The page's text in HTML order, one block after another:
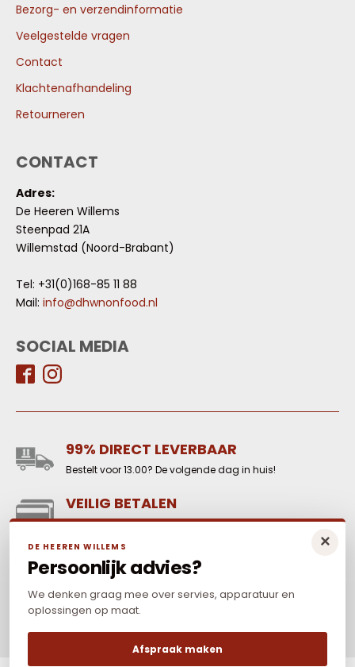
Bezorg- en verzendinformatie
Veelgestelde vragen
Contact
Klachtenafhandeling
Retourneren
CONTACT
Adres:
De Heeren Willems
Steenpad 21A
Willemstad (Noord-Brabant)
Tel: +31(0)168-85 11 88
Mail: info@dhwnonfood.nl
SOCIAL MEDIA
99% DIRECT LEVERBAAR
Bestelt voor 13.00? De volgende dag in huis!
VEILIG BETALEN
Reken online veilig af met o.a. iDeal-WERO, Paypal,
LAAGSTE PRIJS
Elders goedkoper? Neem dan contact met ons op.
×
DE HEEREN WILLEMS
Persoonlijk advies?
We denken graag mee over servies, apparatuur en
oplossingen op maat.
Afspraak maken